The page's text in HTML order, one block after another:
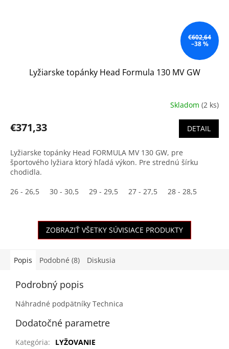
€602,64
–38 %
Lyžiarske topánky Head Formula 130 MV GW
Skladom (2 ks)
€371,33 DETAIL
Lyžiarske topánky Head FORMULA MV 130 GW, pre
športového lyžiara ktorý hľadá výkon. Pre strednú šírku
chodidla.
26 - 26,5
30 - 30,5 29 - 29,5 27 - 27,5 28 - 28,5
ZOBRAZIŤ VŠETKY SÚVISIACE PRODUKTY
Popis Podobné (8) Diskusia
Podrobný popis
Náhradné podpätníky Technica
Dodatočné parametre
Kategória:
LYŽOVANIE